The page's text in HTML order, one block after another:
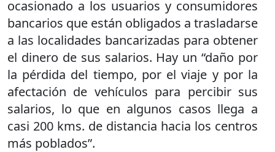
ocasionado a los usuarios y consumidores
bancarios que están obligados a trasladarse
a las localidades bancarizadas para obtener
el dinero de sus salarios. Hay un “daño por
la pérdida del tiempo, por el viaje y por la
afectación de vehículos para percibir sus
salarios, lo que en algunos casos llega a
casi 200 kms. de distancia hacia los centros
más poblados”.